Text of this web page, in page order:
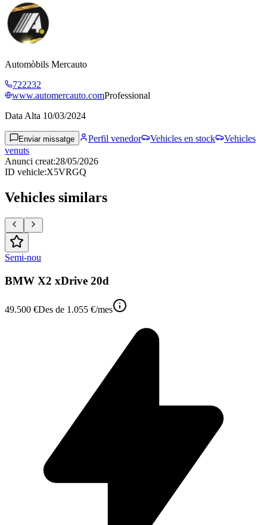
Automòbils Mercauto
722232
www.automercauto.comProfessional
Data Alta 10/03/2024
Enviar missatge Perfil venedor Vehicles en stock
Vehicles
venuts
Anunci creat:28/05/2026
ID vehicle:X5VRGQ
Vehicles similars
Semi-nou
BMW X2 xDrive 20d
49.500 €Des de 1.055 €/mes